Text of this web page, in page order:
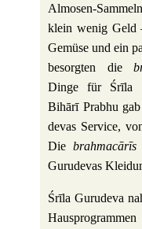
Almosen-
klein wenig Geld
Gemüse und ein
besorgten die
Dinge für Śrīla
Bihārī Prabhu
devas Ser­vice,
Die brah­macārīs
Guru­devas
Śrīla Guru­deva